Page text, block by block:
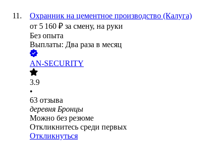
Охранник на цементное производство (Калуга)
от 5 160 ₽ за смену, на руки
Без опыта
Выплаты: Два раза в месяц
AN-SECURITY
3.9
•
63 отзыва
деревня Бронцы
Можно без резюме
Откликнитесь среди первых
Откликнуться